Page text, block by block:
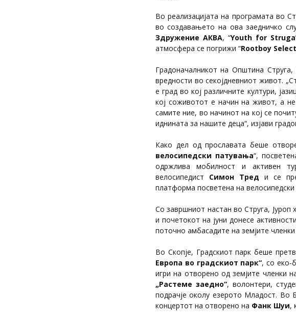
Во реализацијата на програмата во
во создавањето на ова заедничко
Здружение АКВА, “Youth for
атмосфера се погрижи “Rootboy
Градоначалникот на Општина Струга,
вредности во секојдневниот живот.
е град во кој различните култури,
кој соживотот е начин на живот, а
самите ние, во начинот на кој се
иднината за нашите деца“, изјави
Како дел од прославата беше
велосипедски патувања“,
одржлива мобилност и активен
велосипедист Симон Тред и се
платформа посветена на
Со завршниот настан во Струга, Јуроп
и почетокот на јуни донесе
поточно амбасадите на земјите
Во Скопје, Градскиот парк беше
Европа во градскиот парк“, со еко-
игри на отворено од земјите членки
„Растеме заедно“, волонтери,
подрачје околу езерото Младост. Во
концертот на отворено на Фанк Шуи,